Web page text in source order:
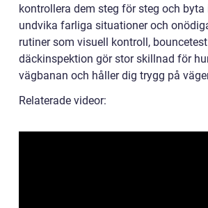
kontrollera dem steg för steg och byta
undvika farliga situationer och
rutiner som visuell kontroll,
däckinspektion gör stor skillnad för
vägbanan och håller dig trygg på
Relaterade videor: